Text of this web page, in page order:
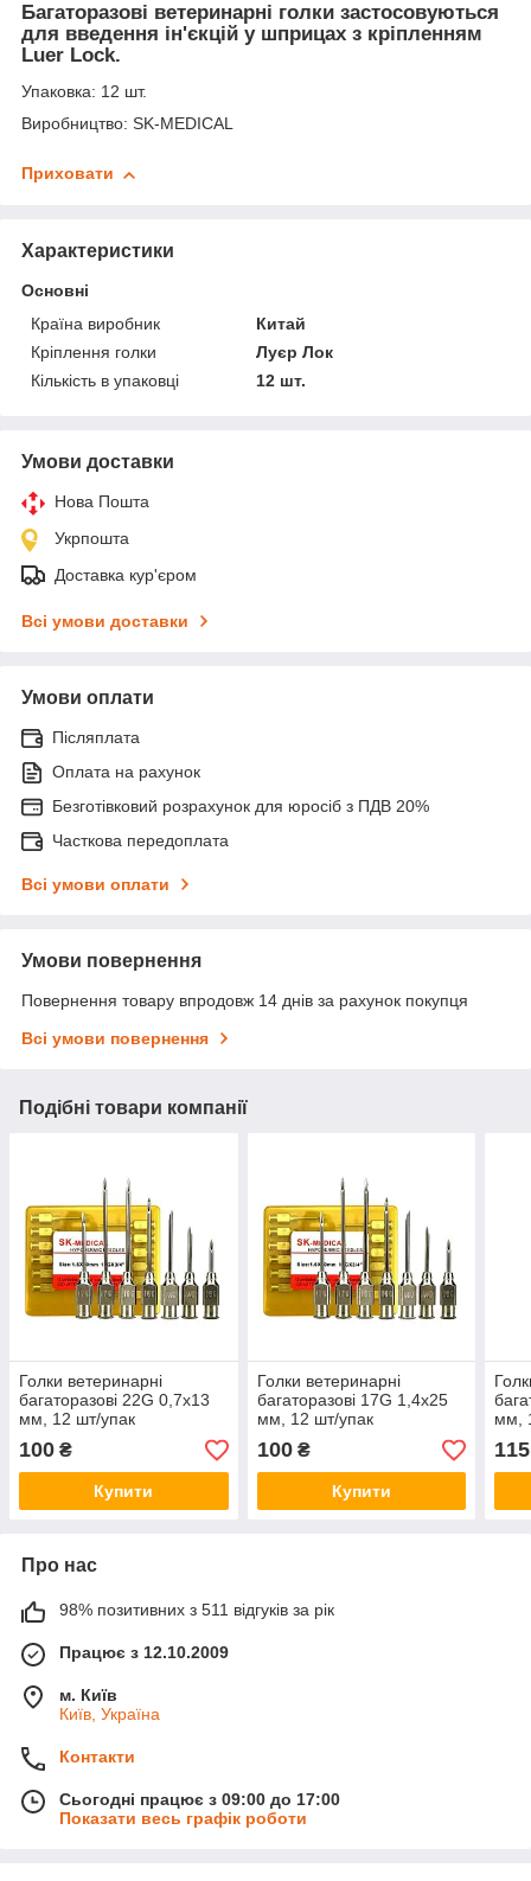
Багаторазові ветеринарні голки застосовуються
для введення ін'єкцій у шприцах з кріпленням
Luer Lock.
Упаковка: 12 шт.
Виробництво: SK-MEDICAL
Приховати
Характеристики
Основні
Країна виробник
Китай
Кріплення голки
Луєр Лок
Кількість в упаковці
12 шт.
Умови доставки
Нова Пошта
Укрпошта
Доставка кур'єром
Всі умови доставки
Умови оплати
Післяплата
Оплата на рахунок
Безготівковий розрахунок для юросіб з ПДВ 20%
Часткова передоплата
Всі умови оплати
Умови повернення
Повернення товару впродовж 14 днів за рахунок покупця
Всі умови повернення
Подібні товари компанії
Голки ветеринарні
багаторазові 22G 0,7х13
мм, 12 шт/упак
100 ₴
Купити
Голки ветеринарні
багаторазові 17G 1,4х25
мм, 12 шт/упак
100₴
Купити
мм,
115
Про нас
98% позитивних з 511 відгуків за рік
Працює з 12.10.2009
м. Київ
Київ, Україна
Контакти
Сьогодні працює з 09:00 до 17:00
Показати весь графік роботи